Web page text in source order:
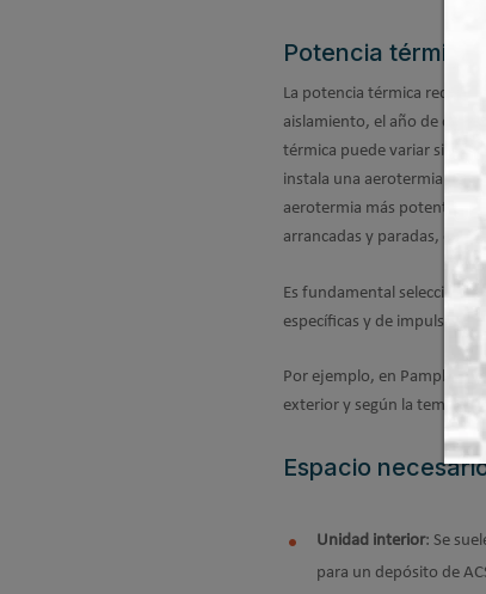
Potencia térmica
La potencia térmica
aislamiento, el año de
térmica puede variar
instala una aerotermia
aerotermia más potente de
arrancadas y paradas, que
Es fundamental seleccionar
específicas y de impulsión a
Por ejemplo, en Pamplona
exterior y según la
Espacio
Unidad interior: Se
para un depósito de